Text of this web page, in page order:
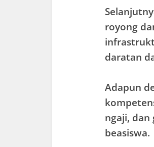
royong
daratan
Adapun
ngaji,
beasiswa.